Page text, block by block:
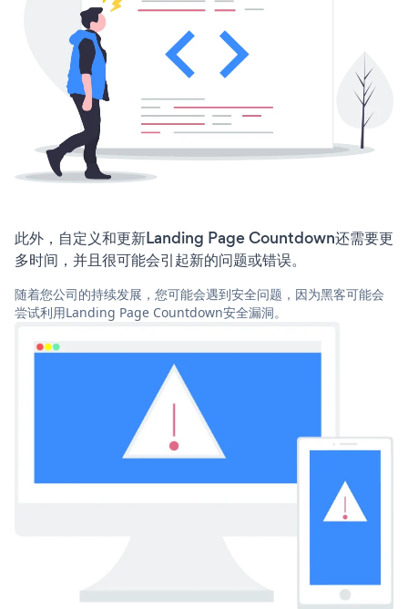
此外，自定义和更新Landing Page Countdown还需要更
多时间，并且很可能会引起新的问题或错误。
随着您公司的持续发展，您可能会遇到安全问题，因为黑客可能会
尝试利用Landing Page Countdown安全漏洞。